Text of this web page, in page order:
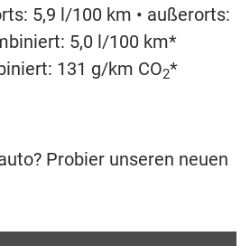
5,9 l/100 km • außerorts:
5,0 l/100 km*
131 g/km CO2*
Probier unseren neuen